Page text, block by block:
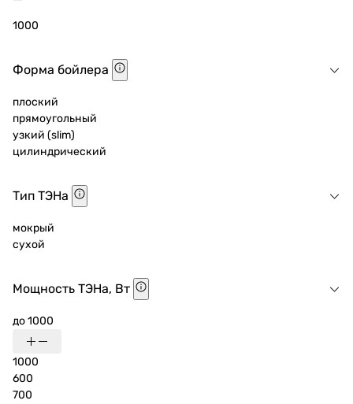
1000
Форма бойлера
плоский
прямоугольный
узкий (slim)
цилиндрический
Тип ТЭНа
мокрый
сухой
Мощность ТЭНа, Вт
до 1000
1000
600
700